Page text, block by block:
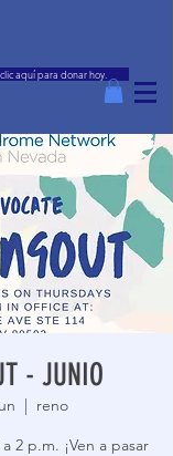
aquí para donar hoy.
- JUNIO
  |
reno
2 p.m. ¡Ven a pasar